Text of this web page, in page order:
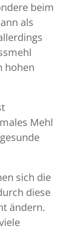
beim
als
hohen
Mehl
sich die
diese
ändern.